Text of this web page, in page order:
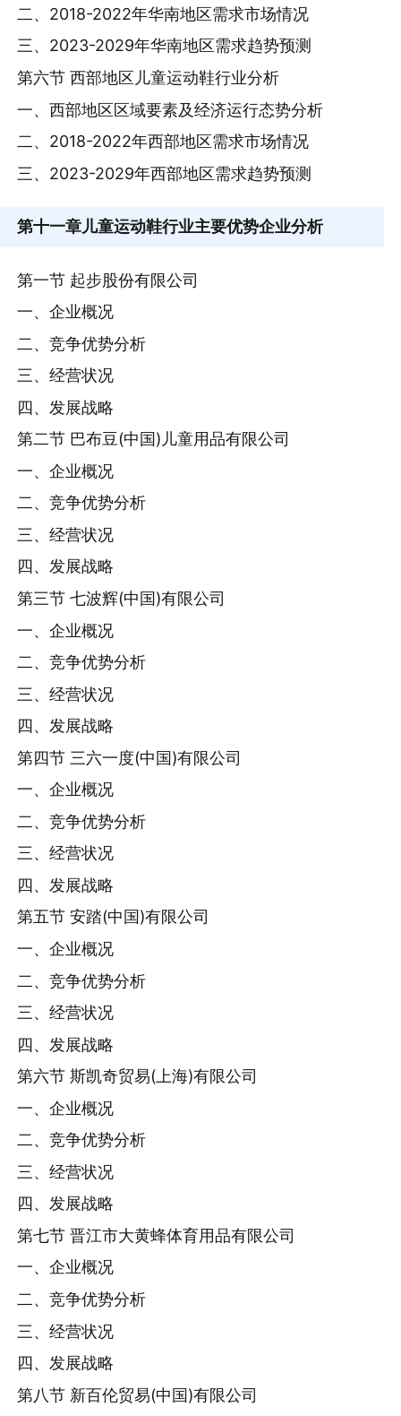
二、2018-2022年华南地区需求市场情况
三、2023-2029年华南地区需求趋势预测
第六节 西部地区儿童运动鞋行业分析
一、西部地区区域要素及经济运行态势分析
二、2018-2022年西部地区需求市场情况
三、2023-2029年西部地区需求趋势预测
第十一章儿童运动鞋行业主要优势企业分析
第一节 起步股份有限公司
一、企业概况
二、竞争优势分析
三、经营状况
四、发展战略
第二节 巴布豆(中国)儿童用品有限公司
一、企业概况
二、竞争优势分析
三、经营状况
四、发展战略
第三节 七波辉(中国)有限公司
一、企业概况
二、竞争优势分析
三、经营状况
四、发展战略
第四节 三六一度(中国)有限公司
一、企业概况
二、竞争优势分析
三、经营状况
四、发展战略
第五节 安踏(中国)有限公司
一、企业概况
二、竞争优势分析
三、经营状况
四、发展战略
第六节 斯凯奇贸易(上海)有限公司
一、企业概况
二、竞争优势分析
三、经营状况
四、发展战略
第七节 晋江市大黄蜂体育用品有限公司
一、企业概况
二、竞争优势分析
三、经营状况
四、发展战略
第八节 新百伦贸易(中国)有限公司